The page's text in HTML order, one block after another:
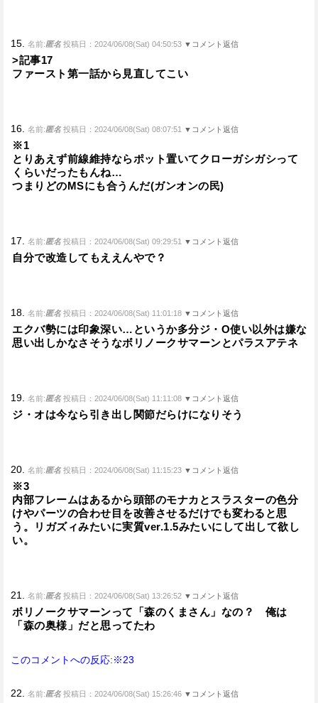
15. 名前:匿名 投稿日：2024/06/08(Sat) 04:50:53 ▼コメント返信
>記事17
ファースト第一話から見直してこい
16. 名前:匿名 投稿日：2024/06/08(Sat) 08:07:51 ▼コメント返信
※1
とりあえず前線維持ならポット置いてクローガシガシって
くらいだったもんね…
つまりどのMSにも合うんだ(ガンオンの民)
17. 名前:匿名 投稿日：2024/06/08(Sat) 09:29:51 ▼コメント返信
自分で改造してもええんやで？
18. 名前:匿名 投稿日：2024/06/08(Sat) 11:01:18 ▼コメント返信
エクバ勢には印象深い…というか多分ジ・O使い以外は嫌な
思い出しかなさそうなボリノークサマーンとパラスアテネ
19. 名前:匿名 投稿日：2024/06/08(Sat) 11:11:08 ▼コメント返信
ジ・オは今なら引き出し関節だらけになりそう
20. 名前:匿名 投稿日：2024/06/08(Sat) 11:15:23 ▼コメント返信
※3
内部フレームはあるから頭部のモナカとスラスターの色分
けやパーツの合わせ目を改善させるだけでも変わると思
う。リガズィみたいに実質ver.1.5みたいにして出して欲し
い。
21. 名前:匿名 投稿日：2024/06/08(Sat) 13:26:52 ▼コメント返信
ボリノークサマーンって「森のくまさん」なの？ 俺は
「森の奥様」だと思ってたわ
このコメントへの反応:※23
22. 名前:匿名 投稿日：2024/06/08(Sat) 15:26:46 ▼コメント返信